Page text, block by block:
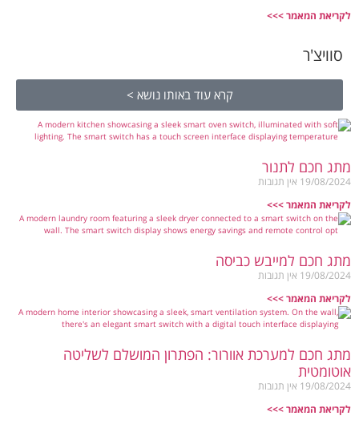
לקריאת המאמר >>>
סוויצ'ר
קרא עוד באותו נושא >
מתג חכם לתנור
19/08/2024 אין תגובות
לקריאת המאמר >>>
מתג חכם למייבש כביסה
19/08/2024 אין תגובות
לקריאת המאמר >>>
מתג חכם למערכת אוורור: הפתרון המושלם לשליטה
אוטומטית
19/08/2024 אין תגובות
לקריאת המאמר >>>